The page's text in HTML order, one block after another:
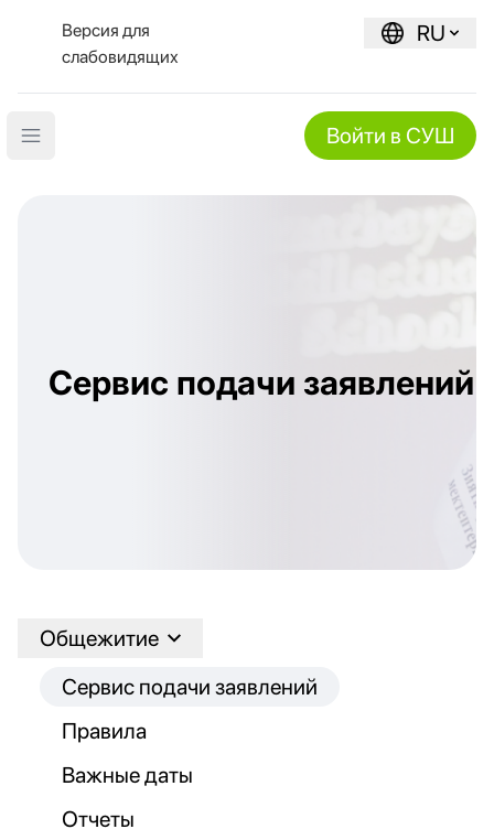
Версия для
слабовидящих
RU
Open main menu Войти в СУШ
Сервис подачи заявлений
Общежитие
Сервис подачи заявлений
Правила
Важные даты
Отчеты